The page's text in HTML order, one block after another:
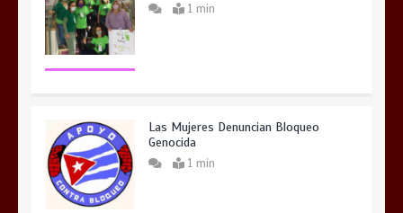
1 min
Las Mujeres Denuncian Bloqueo
Genocida
1 min